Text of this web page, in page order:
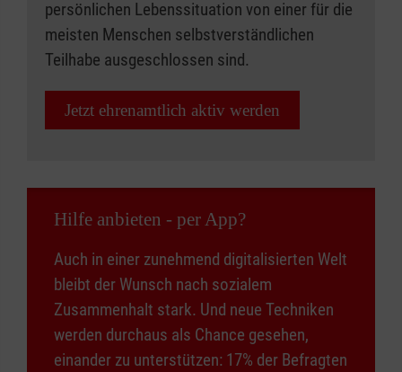
persönlichen Lebenssituation von einer für die
meisten Menschen selbstverständlichen
Teilhabe ausgeschlossen sind.
Jetzt ehrenamtlich aktiv werden
Hilfe anbieten - per App?
Auch in einer zunehmend digitalisierten Welt
bleibt der Wunsch nach sozialem
Zusammenhalt stark. Und neue Techniken
werden durchaus als Chance gesehen,
einander zu unterstützen: 17% der Befragten